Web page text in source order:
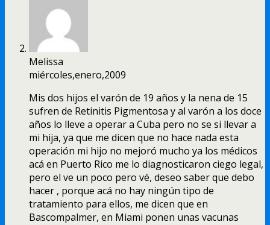
Melissa
miércoles,enero,2009
Mis dos hijos el varón de 19 años y la nena de 15
sufren de Retinitis Pigmentosa y al varón a los doce
años lo lleve a operar a Cuba pero no se si llevar a
mi hija, ya que me dicen que no hace nada esta
operación mi hijo no mejoró mucho ya los médicos
acá en Puerto Rico me lo diagnosticaron ciego legal,
pero el ve un poco pero vé, deseo saber que debo
hacer , porque acá no hay ningún tipo de
tratamiento para ellos, me dicen que en
Bascompalmer, en Miami ponen unas vacunas